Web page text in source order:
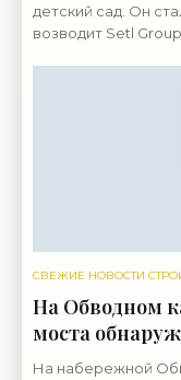
детский сад. Он
возводит Setl
СВЕЖИЕ НОВОСТИ
На Обводном
моста
новости
На набережной